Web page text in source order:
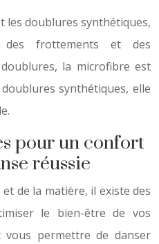
les doublures synthétiques,
des frottements et des
la microfibre est
synthétiques, elle
pour un confort
réussie
de la matière, il existe des
le bien-être de vos
vous permettre de danser